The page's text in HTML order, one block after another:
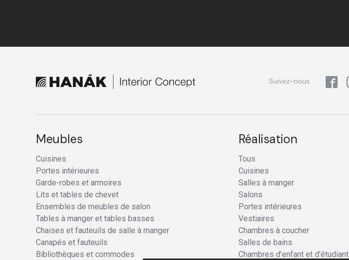
Suivez-nous
Meubles
Cuisines
Portes intérieures
Garde-robes et armoires
Lits et tables de chevet
Ensembles de meubles de salon
Tables à manger et tables basses
Chaises et fauteuils de salle à manger
Canapés et fauteuils
Bibliothèques et commodes
Réalisation
Tous
Cuisines
Salles à manger
Salons
Portes intérieures
Vestiaires
Chambres à coucher
Salles de bains
Chambres d’enfant et d’étudiant